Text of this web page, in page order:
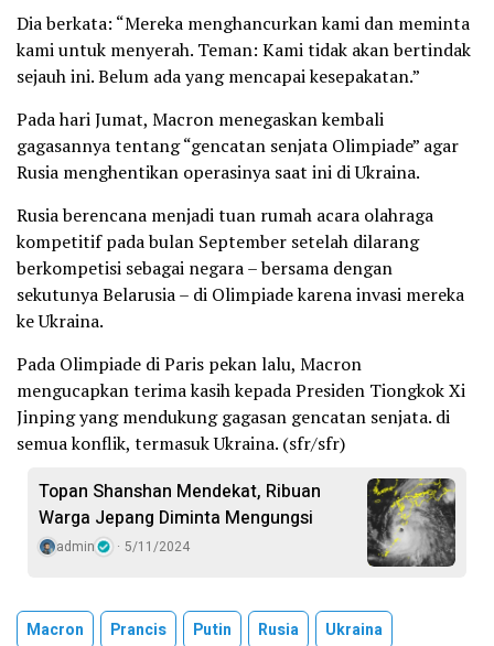
Dia berkata: “Mereka menghancurkan kami dan meminta
kami untuk menyerah. Teman: Kami tidak akan bertindak
sejauh ini. Belum ada yang mencapai kesepakatan.”
Pada hari Jumat, Macron menegaskan kembali
gagasannya tentang “gencatan senjata Olimpiade” agar
Rusia menghentikan operasinya saat ini di Ukraina.
Rusia berencana menjadi tuan rumah acara olahraga
kompetitif pada bulan September setelah dilarang
berkompetisi sebagai negara – bersama dengan
sekutunya Belarusia – di Olimpiade karena invasi mereka
ke Ukraina.
Pada Olimpiade di Paris pekan lalu, Macron
mengucapkan terima kasih kepada Presiden Tiongkok Xi
Jinping yang mendukung gagasan gencatan senjata. ​​​​​​​​di
semua konflik, termasuk Ukraina. (sfr/sfr)
Topan Shanshan Mendekat, Ribuan
Warga Jepang Diminta Mengungsi
admin 5/11/2024
Macron Prancis Putin Rusia Ukraina